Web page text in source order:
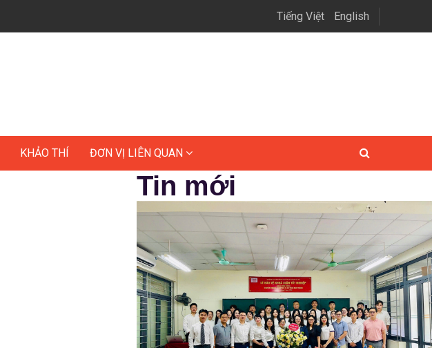
Tiếng Việt English
KHẢO THÍ ĐƠN VỊ LIÊN QUAN
Tin mới